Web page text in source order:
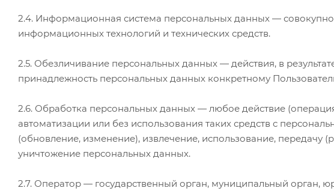
2.4. Информационная система персональных данных —
информационных технологий и технических средств.
2.5. Обезличивание персональных данных — действия, в
принадлежность персональных данных конкретному
2.6. Обработка персональных данных — любое действие
автоматизации или без использования таких средств с
(обновление, изменение), извлечение, использование, передачу
уничтожение персональных данных.
2.7. Оператор — государственный орган, муниципальный орган,